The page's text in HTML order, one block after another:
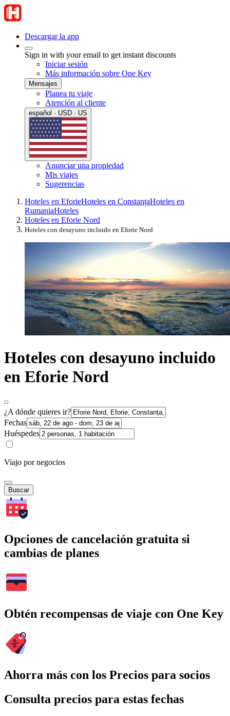
Descargar la app
Sign in with your email to get instant discounts
Iniciar sesión
Más información sobre One Key
Mensajes
Planea tu viaje
Atención al cliente
español · USD · US
Anunciar una propiedad
Mis viajes
Sugerencias
Hoteles en EforieHoteles en ConstanțaHoteles en
RumaniaHoteles
Hoteles en Eforie Nord
Hoteles con desayuno incluido en Eforie Nord
Hoteles con desayuno incluido
en Eforie Nord
¿A dónde quieres ir?
Fechas
Huéspedes
Viajo por negocios
Buscar
Opciones de cancelación gratuita si
cambias de planes
Obtén recompensas de viaje con One Key
Ahorra más con los Precios para socios
Consulta precios para estas fechas